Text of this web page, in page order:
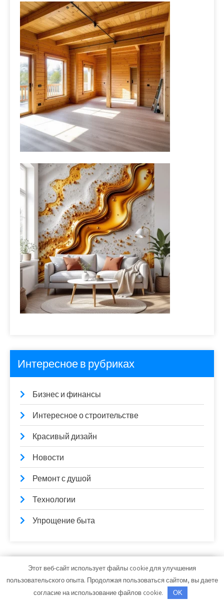
Интересное в рубриках
Бизнес и финансы
Интересное о строительстве
Красивый дизайн
Новости
Ремонт с душой
Технологии
Упрощение быта
Спасибо, что выбрали нас
Этот веб-сайт использует файлы cookie для улучшения
пользовательского опыта. Продолжая пользоваться сайтом, вы даете
согласие на использование файлов cookie.
OK